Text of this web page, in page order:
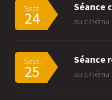
Sept.
24
Séance
au cinéma
Sept.
25
Séance
au cinéma